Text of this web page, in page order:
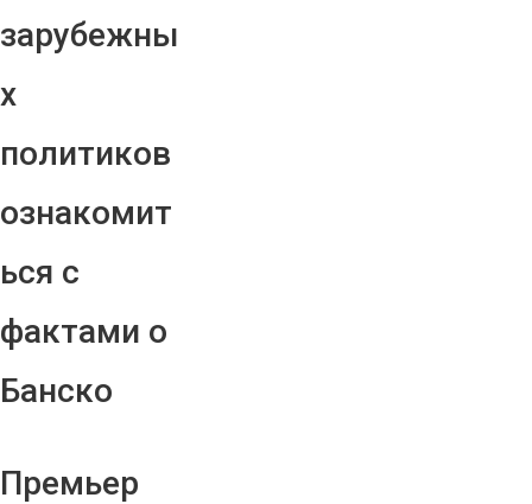
зарубежны
х
политиков
ознакомит
ься с
фактами о
Банско
Премьер